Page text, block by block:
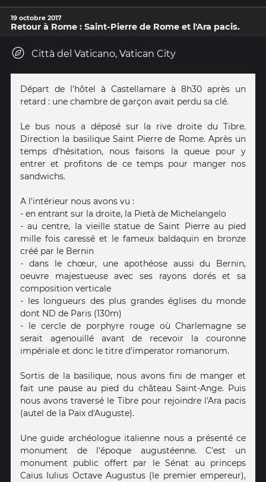
19 octobre 2017
Retour à Rome : Saint-Pierre de Rome et l'Ara pacis.
Città del Vaticano, Vatican City
Départ de l'hôtel à Castellamare à 8h30 après un
retard : une chambre de garçon avait perdu sa clé.
Le bus nous a déposé sur la rive droite du Tibre.
Direction la basilique Saint Pierre de Rome. Après un
temps d'hésitation, nous faisons la queue pour y
entrer et profitons de ce temps pour manger nos
sandwichs.
A l'intérieur nous avons vu :
- en entrant sur la droite, la Pietà de Michelangelo
- au centre, la vieille statue de Saint Pierre au pied
mille fois caressé et le fameux baldaquin en bronze
créé par le Bernin
- dans le chœur, une apothéose aussi du Bernin,
oeuvre majestueuse avec ses rayons dorés et sa
composition verticale
- les longueurs des plus grandes églises du monde
dont ND de Paris (130m)
- le cercle de porphyre rouge où Charlemagne se
serait agenouillé avant de recevoir la couronne
impériale et donc le titre d'imperator romanorum.
Sortis de la basilique, nous avons fini de manger et
fait une pause au pied du château Saint-Ange. Puis
nous avons traversé le Tibre pour rejoindre l'Ara pacis
(autel de la Paix d'Auguste).
Une guide archéologue italienne nous a présenté ce
monument de l'époque augustéenne. C'est un
monument public offert par le Sénat au princeps
Caius Iulius Octave Augustus (le premier empereur),